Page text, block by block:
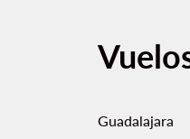
Guadalajara